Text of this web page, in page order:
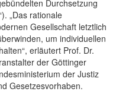
Durchsetzung
„Das rationale
Gesellschaft letztlich
um individuellen
erläutert Prof. Dr.
der Göttinger
der Justiz
Gesetzesvorhaben.